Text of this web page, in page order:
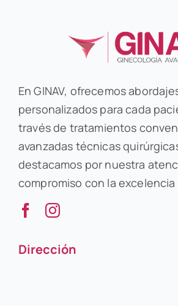
En GINAV, ofrecemos
personalizados para cada
través de tratamientos
avanzadas técnicas
destacamos por nuestra
compromiso con la excelencia
Dirección